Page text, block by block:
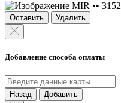
MIR •• 3152
Оставить Удалить
Добавление способа оплаты
Назад Добавить